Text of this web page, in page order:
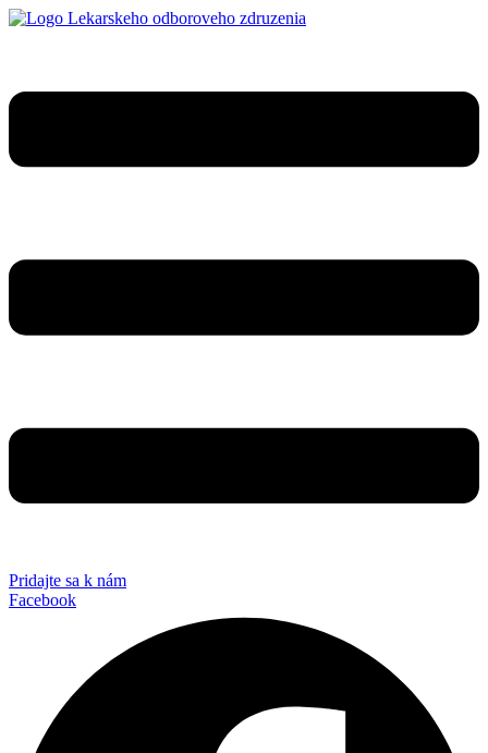
Pridajte sa k nám
Facebook